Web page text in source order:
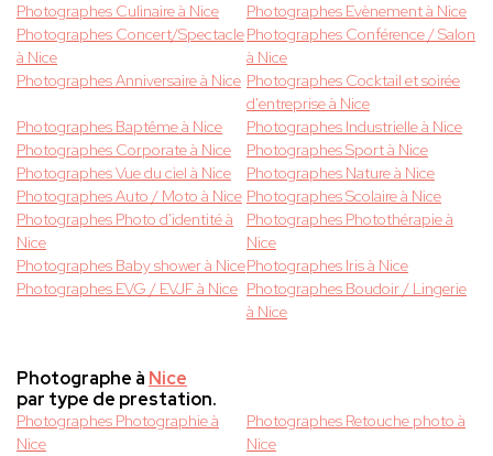
Photographes Culinaire à Nice
Photographes Evènement à Nice
Photographes Concert/Spectacle
à Nice
Photographes Conférence / Salon
à Nice
Photographes Anniversaire à Nice Photographes Cocktail et soirée
d'entreprise à Nice
Photographes Baptême à Nice
Photographes Industrielle à Nice
Photographes Corporate à Nice
Photographes Sport à Nice
Photographes Vue du ciel à Nice
Photographes Nature à Nice
Photographes Auto / Moto à Nice Photographes Scolaire à Nice
Photographes Photo d'identité à
Nice
Photographes Photothérapie à
Nice
Photographes Baby shower à NicePhotographes Iris à Nice
Photographes EVG / EVJF à Nice Photographes Boudoir / Lingerie
à Nice
Photographe à Nice
par type de prestation.
Photographes Photographie à
Nice
Photographes Retouche photo à
Nice